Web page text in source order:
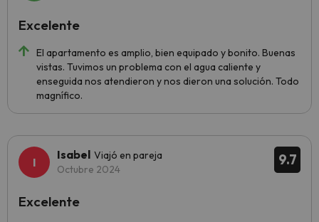
El apartamento es amplio, bien equipado y bonito. Buenas
vistas. Tuvimos un problema con el agua caliente y
enseguida nos atendieron y nos dieron una solución. Todo
magnífico.
Excelente
9.7
Isabel Viajó en pareja
Octubre 2024
Excelente